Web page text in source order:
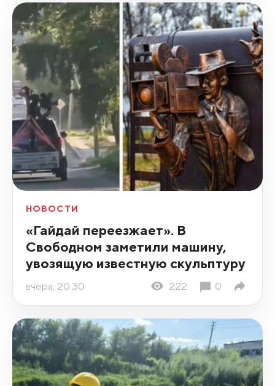
НОВОСТИ
«Гайдай переезжает». В
Свободном заметили машину,
увозящую известную скульптуру
вчера, 20:30 222 0